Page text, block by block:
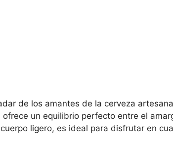
de los amantes de la cerveza
un equilibrio perfecto entre el
ligero, es ideal para disfrutar en